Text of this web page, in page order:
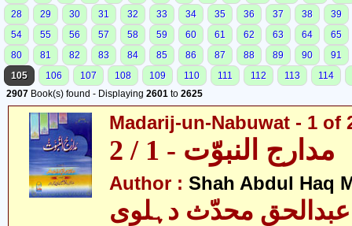
28
29 30 31 32 33 34 35 36 37 38
39
54
55 56 57 58 59 60 61 62 63 64
65
80
81 82 83 84 85 86 87 88 89 90
91
105
106 107 108 109 110 111 112 113
114
2907 Book(s) found - Displaying 2601 to 2625
Madarij-un-Nabuwat - 1 of
مدارج النبوّت - 1 / 2
Author : Shah Abdul Haq
محدّث دہلوی